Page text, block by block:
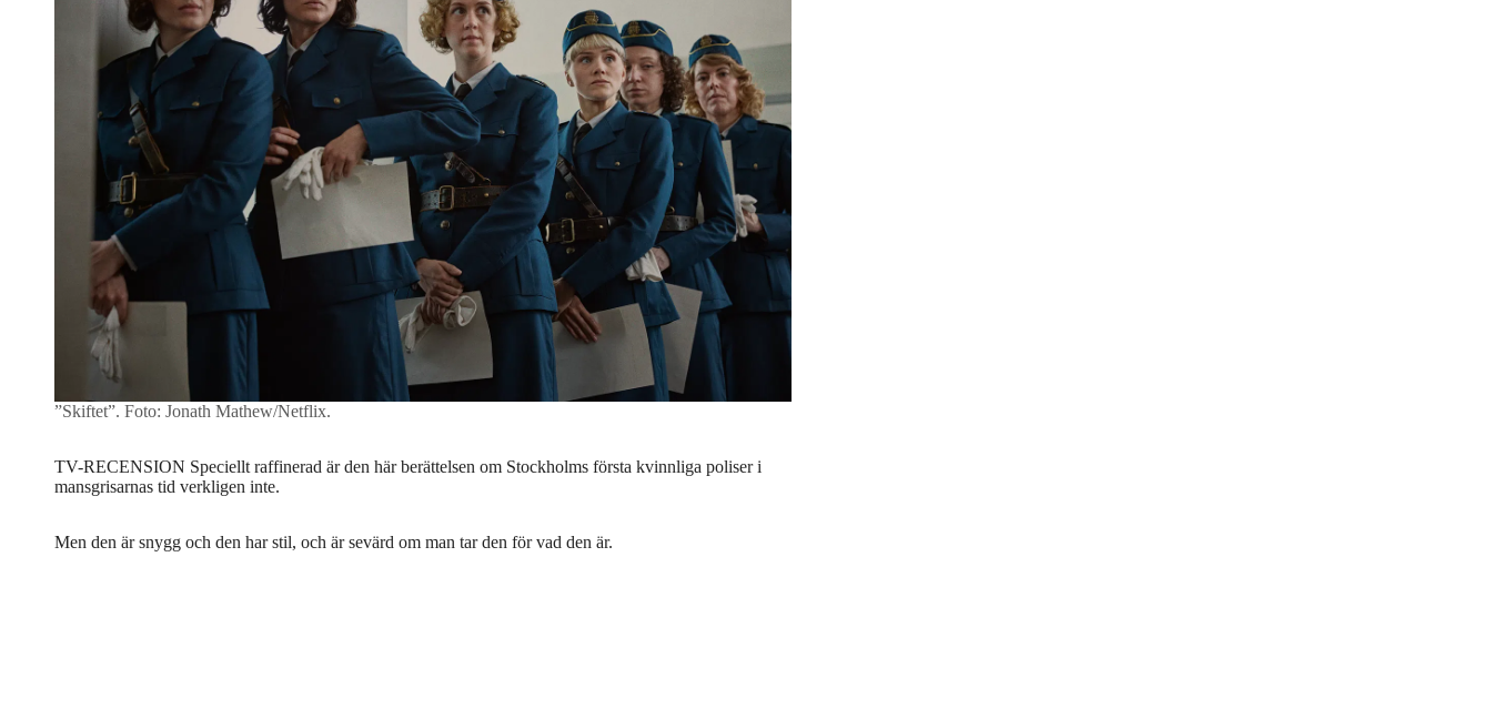
”Skiftet”. Foto: Jonath Mathew/Netflix.
TV-RECENSION Speciellt raffinerad är den här berättelsen om Stockholms första kvinnliga poliser i
mansgrisarnas tid verkligen inte.
Men den är snygg och den har stil, och är sevärd om man tar den för vad den är.